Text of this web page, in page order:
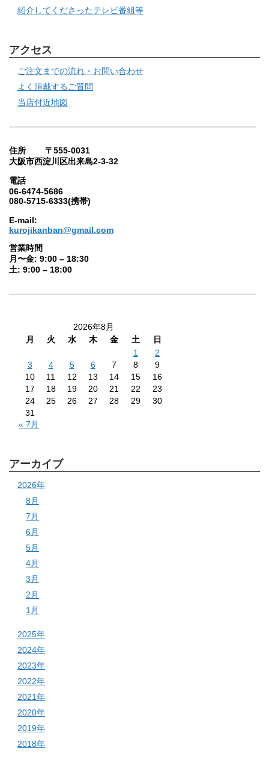
紹介してくださったテレビ番組等
アクセス
ご注文までの流れ・お問い合わせ
よく頂戴するご質問
当店付近地図
住所 〒555-0031
大阪市西淀川区出来島2-3-32
電話
06-6474-5686
080-5715-6333(携帯)
E-mail:
kurojikanban@gmail.com
営業時間
月〜金: 9:00 – 18:30
土: 9:00 – 18:00
2026年8月
月
火 水 木 金 土
日
1
2
3
4 5 6 7 8
9
10
11 12 13 14 15
16
17
18 19 20 21 22
23
24
25 26 27 28 29
30
31
« 7月
アーカイブ
2026年
8月
7月
6月
5月
4月
3月
2月
1月
2025年
2024年
2023年
2022年
2021年
2020年
2019年
2018年